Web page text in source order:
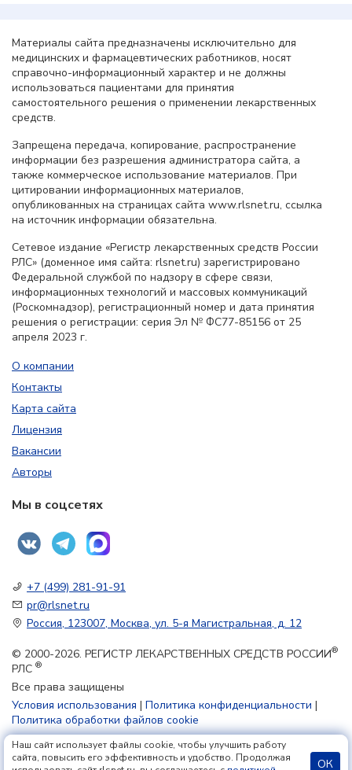
Материалы сайта предназначены исключительно для
медицинских и фармацевтических работников, носят
справочно-информационный характер и не должны
использоваться пациентами для принятия
самостоятельного решения о применении лекарственных
средств.
Запрещена передача, копирование, распространение
информации без разрешения администратора сайта, а
также коммерческое использование материалов. При
цитировании информационных материалов,
опубликованных на страницах сайта www.rlsnet.ru, ссылка
на источник информации обязательна.
Сетевое издание «Регистр лекарственных средств России
РЛС» (доменное имя сайта: rlsnet.ru) зарегистрировано
Федеральной службой по надзору в сфере связи,
информационных технологий и массовых коммуникаций
(Роскомнадзор), регистрационный номер и дата принятия
решения о регистрации: серия Эл № ФС77-85156 от 25
апреля 2023 г.
О компании
Контакты
Карта сайта
Лицензия
Вакансии
Авторы
Мы в соцсетях
+7 (499) 281-91-91
pr@rlsnet.ru
Россия, 123007, Москва, ул. 5-я Магистральная, д. 12
© 2000-2026. РЕГИСТР ЛЕКАРСТВЕННЫХ СРЕДСТВ РОССИИ®
РЛС ®
Все права защищены
Условия использования | Политика конфиденциальности |
Политика обработки файлов cookie
18+
Наш сайт использует файлы cookie, чтобы улучшить работу
сайта, повысить его эффективность и удобство. Продолжая
ОК